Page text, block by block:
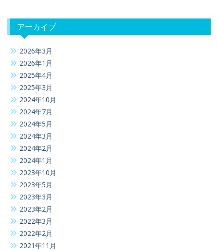
アーカイブ
2026年3月
2026年1月
2025年4月
2025年3月
2024年10月
2024年7月
2024年5月
2024年3月
2024年2月
2024年1月
2023年10月
2023年5月
2023年3月
2023年2月
2022年3月
2022年2月
2021年11月